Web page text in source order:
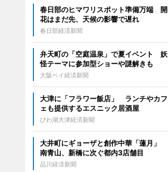
春日部のヒマワリスポット準備万端 開
花はまだ先、天候の影響で遅れ
春日部経済新聞
弁天町の「空庭温泉」で夏イベント 妖
怪テーマに参加型ショーや謎解きも
大阪ベイ経済新聞
大津に「フラワー飯店」 ランチやカフ
ェも提供するエスニック居酒屋
びわ湖大津経済新聞
大井町にギョーザと創作中華「蓮月」
南青山、新橋に次ぐ都内3店舗目
品川経済新聞